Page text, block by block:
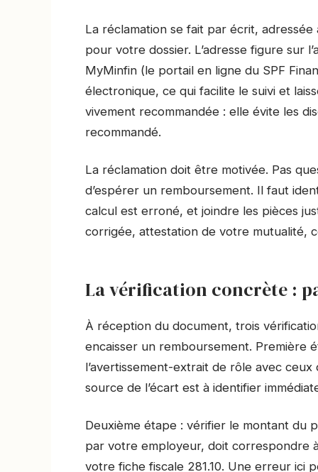
La réclamation se fait par écrit,
pour votre dossier. L’adresse figure sur
MyMinfin (le portail en ligne du SPF
électronique, ce qui facilite le suivi et
vivement recommandée : elle évite les
recommandé.
La réclamation doit être motivée. Pas
d’espérer un remboursement. Il faut
calcul est erroné, et joindre les pièces
corrigée, attestation de votre mutualité,
La vérification concrète :
À réception du document, trois
encaisser un remboursement. Première
l’avertissement-extrait de rôle avec
source de l’écart est à identifier
Deuxième étape : vérifier le montant du
par votre employeur, doit correspondre
votre fiche fiscale 281.10. Une erreur ici